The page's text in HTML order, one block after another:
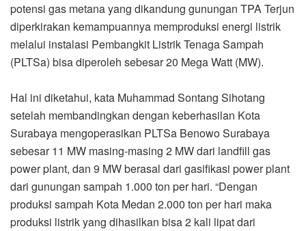
potensi gas metana yang dikandung gunungan TPA Terjun
diperkirakan kemampuannya memproduksi energi listrik
melalui instalasi Pembangkit Listrik Tenaga Sampah
(PLTSa) bisa diperoleh sebesar 20 Mega Watt (MW).
Hal ini diketahui, kata Muhammad Sontang Sihotang
setelah membandingkan dengan keberhasilan Kota
Surabaya mengoperasikan PLTSa Benowo Surabaya
sebesar 11 MW masing-masing 2 MW dari landfill gas
power plant, dan 9 MW berasal dari gasifikasi power plant
dari gunungan sampah 1.000 ton per hari. “Dengan
produksi sampah Kota Medan 2.000 ton per hari maka
produksi listrik yang dihasilkan bisa 2 kali lipat dari